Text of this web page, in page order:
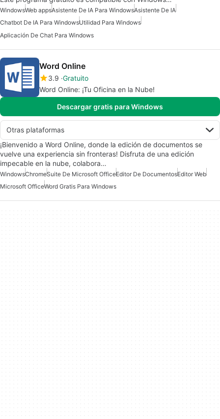
WindowsWeb appsAsistente De IA Para WindowsAsistente De IA
Chatbot De IA Para WindowsUtilidad Para Windows
Aplicación De Chat Para Windows
Word Online
3.9 Gratuito
Word Online: ¡Tu Oficina en la Nube!
Descargar gratis para Windows
Otras plataformas
¡Bienvenido a Word Online, donde la edición de documentos se
vuelve una experiencia sin fronteras! Disfruta de una edición
impecable en la nube, colabora…
WindowsChromeSuite De Microsoft OfficeEditor De DocumentosEditor Web
Microsoft OfficeWord Gratis Para Windows